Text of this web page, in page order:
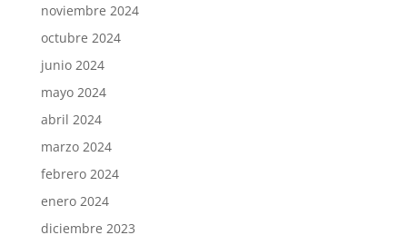
noviembre 2024
octubre 2024
junio 2024
mayo 2024
abril 2024
marzo 2024
febrero 2024
enero 2024
diciembre 2023